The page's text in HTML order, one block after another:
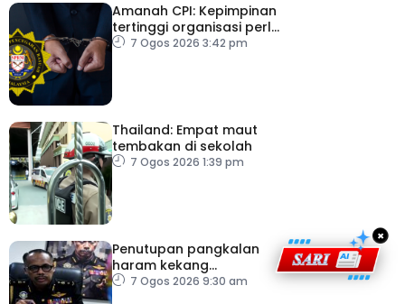
Amanah CPI: Kepimpinan
tertinggi organisasi perlu
pacu reformasi radikal
7 Ogos 2026 3:42 pm
Thailand: Empat maut
tembakan di sekolah
7 Ogos 2026 1:39 pm
Penutupan pangkalan
haram kekang
penyeludupan di
7 Ogos 2026 9:30 am
×